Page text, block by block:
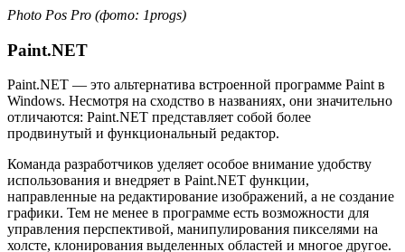
Photo Pos Pro (фото: 1progs)
Paint.NET
Paint.NET — это альтернатива встроенной программе Paint в
Windows. Несмотря на сходство в названиях, они значительно
отличаются: Paint.NET представляет собой более
продвинутый и функциональный редактор.
Команда разработчиков уделяет особое внимание удобству
использования и внедряет в Paint.NET функции,
направленные на редактирование изображений, а не создание
графики. Тем не менее в программе есть возможности для
управления перспективой, манипулирования пикселями на
холсте, клонирования выделенных областей и многое другое.